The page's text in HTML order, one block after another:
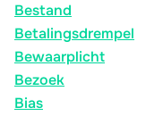
Bestand
Betalingsdrempel
Bewaarplicht
Bezoek
Bias